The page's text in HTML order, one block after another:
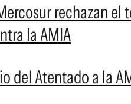
rechazan el
la AMIA
del Atentado a la